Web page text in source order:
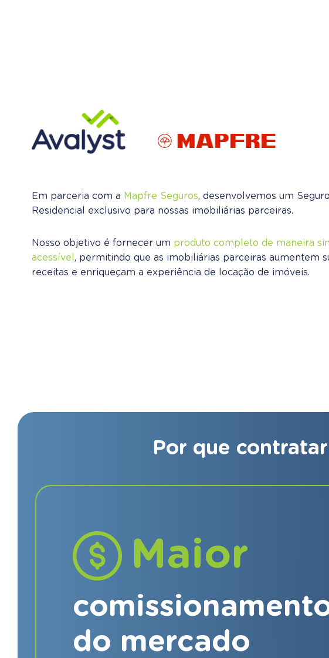
Em parceria com a Mapfre Seguros, desenvolvemos um Seguro
Residencial exclusivo para nossas imobiliárias parceiras.
Nosso objetivo é fornecer um produto completo de maneira
acessível, permitindo que as imobiliárias parceiras aumentem
receitas e enriqueçam a experiência de locação de imóveis.
Por que
Maior
do mercado